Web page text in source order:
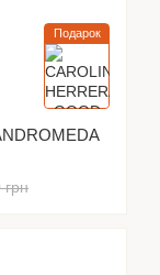
Подарок
грн